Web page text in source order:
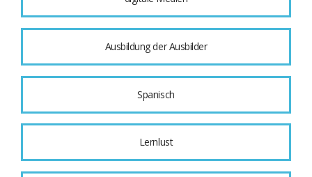
Ausbildung der Ausbilder
Spanisch
Lernlust